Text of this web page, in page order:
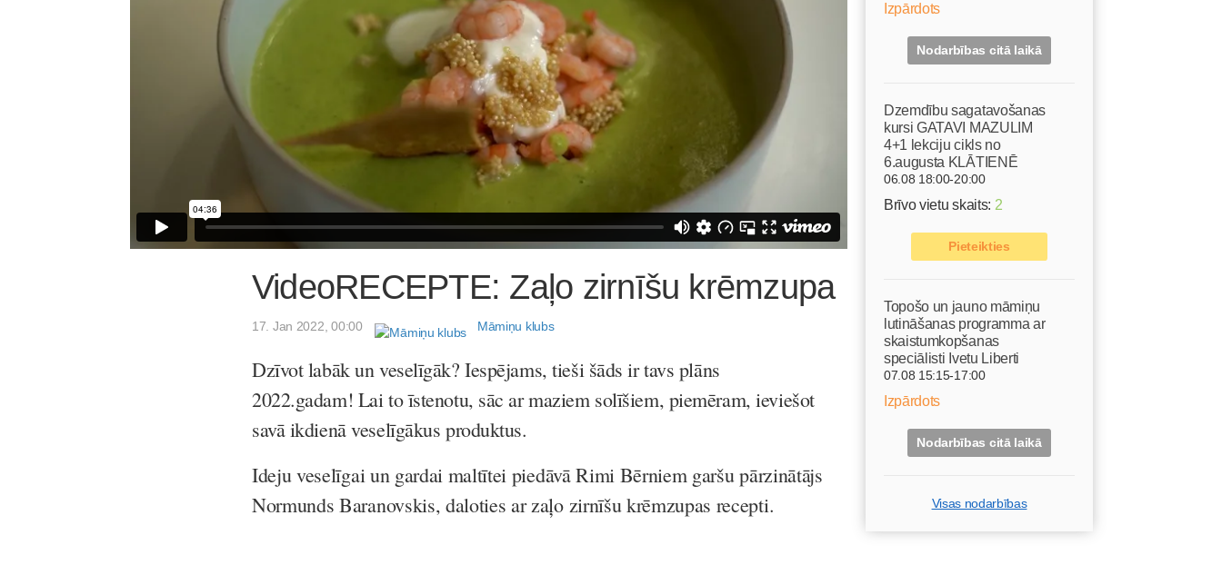
VideoRECEPTE: Zaļo zirnīšu krēmzupa
17. Jan 2022, 00:00 Māmiņu klubs
Dzīvot labāk un veselīgāk? Iespējams, tieši šāds ir tavs plāns
2022.gadam! Lai to īstenotu, sāc ar maziem solīšiem, piemēram, ieviešot
savā ikdienā veselīgākus produktus.
Ideju veselīgai un gardai maltītei piedāvā Rimi Bērniem garšu pārzinātājs
Normunds Baranovskis, daloties ar zaļo zirnīšu krēmzupas recepti.
Izpārdots
Nodarbības citā laikā
Dzemdību sagatavošanas
kursi GATAVI MAZULIM
4+1 lekciju cikls no
6.augusta KLĀTIENĒ
06.08 18:00-20:00
Brīvo vietu skaits: 2
Pieteikties
Topošo un jauno māmiņu
lutināšanas programma ar
skaistumkopšanas
speciālisti Ivetu Liberti
07.08 15:15-17:00
Izpārdots
Nodarbības citā laikā
Visas nodarbības